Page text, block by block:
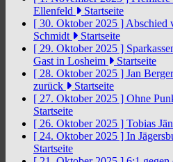
Ellenfeld
Startseite
[ 30. Oktober 2025 ] Abschied
Schmidt
Startseite
[ 29. Oktober 2025 ]
Gast in Losheim
Startseite
[ 28. Oktober 2025 ] Jan
zurück
Startseite
[ 27. Oktober 2025 ] Ohne
Startseite
[ 26. Oktober 2025 ] Tobias
[ 24. Oktober 2025 ] In
Startseite